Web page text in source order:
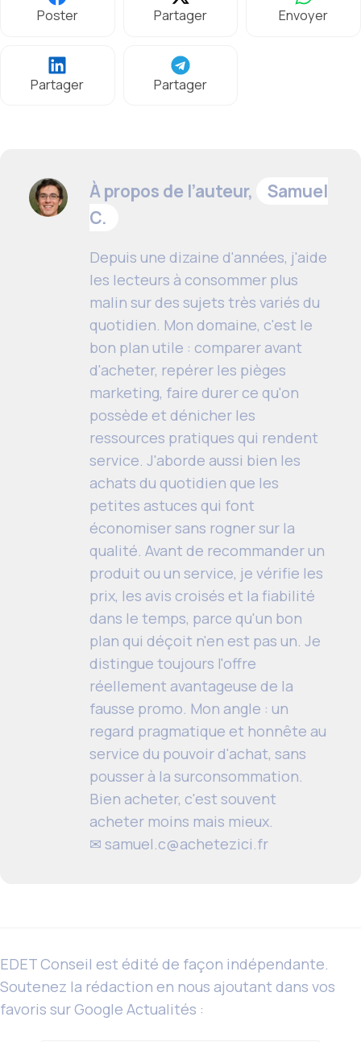
Poster Partager Envoyer
Partager Partager
À propos de l’auteur,
Samuel
C.
Depuis une dizaine d'années, j'aide
les lecteurs à consommer plus
malin sur des sujets très variés du
quotidien. Mon domaine, c'est le
bon plan utile : comparer avant
d'acheter, repérer les pièges
marketing, faire durer ce qu'on
possède et dénicher les
ressources pratiques qui rendent
service. J'aborde aussi bien les
achats du quotidien que les
petites astuces qui font
économiser sans rogner sur la
qualité. Avant de recommander un
produit ou un service, je vérifie les
prix, les avis croisés et la fiabilité
dans le temps, parce qu'un bon
plan qui déçoit n'en est pas un. Je
distingue toujours l'offre
réellement avantageuse de la
fausse promo. Mon angle : un
regard pragmatique et honnête au
service du pouvoir d'achat, sans
pousser à la surconsommation.
Bien acheter, c'est souvent
acheter moins mais mieux.
✉ samuel.c@achetezici.fr
EDET Conseil est édité de façon indépendante.
Soutenez la rédaction en nous ajoutant dans vos
favoris sur Google Actualités :